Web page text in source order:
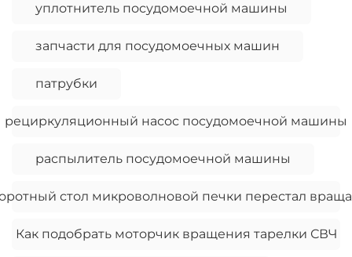
уплотнитель посудомоечной машины
запчасти для посудомоечных машин
патрубки
рециркуляционный насос посудомоечной машины
распылитель посудомоечной машины
стол микроволновой печки перестал
Как подобрать моторчик вращения тарелки СВЧ